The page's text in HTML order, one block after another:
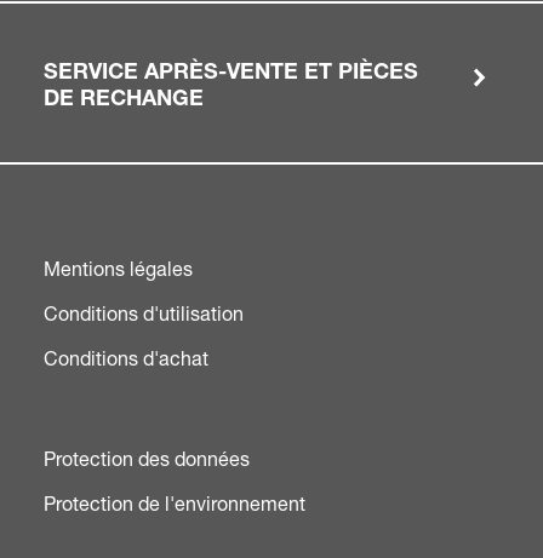
SERVICE APRÈS-VENTE ET PIÈCES
DE RECHANGE
Mentions légales
Conditions d'utilisation
Conditions d'achat
Protection des données
Protection de l'environnement